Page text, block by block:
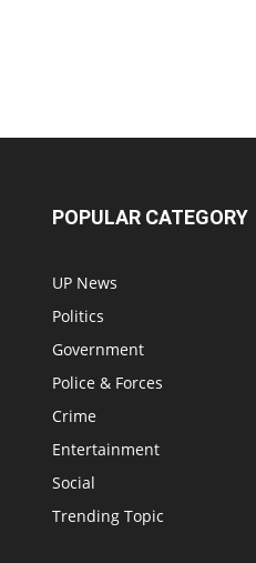
POPULAR CATEGORY
UP News
Politics
Government
Police & Forces
Crime
Entertainment
Social
Trending Topic